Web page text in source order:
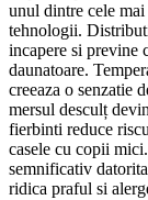
unul dintre cele mai
tehnologii.
incapere si previne
daunatoare.
creeaza o senzatie
mersul desculț
fierbinti reduce
casele cu copii
semnificativ
ridica praful si